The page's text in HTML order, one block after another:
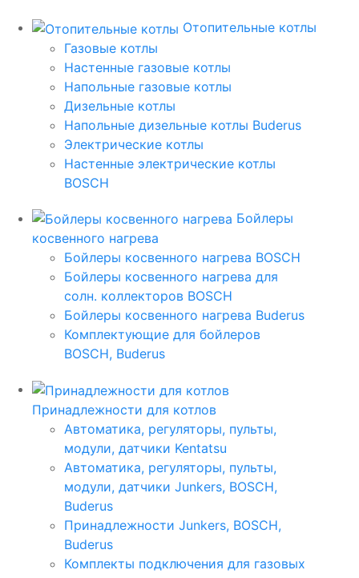
Отопительные котлы
Газовые котлы
Настенные газовые котлы
Напольные газовые котлы
Дизельные котлы
Напольные дизельные котлы Buderus
Электрические котлы
Настенные электрические котлы
BOSCH
Бойлеры
косвенного нагрева
Бойлеры косвенного нагрева BOSCH
Бойлеры косвенного нагрева для
солн. коллекторов BOSCH
Бойлеры косвенного нагрева Buderus
Комплектующие для бойлеров
BOSCH, Buderus
Принадлежности для котлов
Автоматика, регуляторы, пульты,
модули, датчики Kentatsu
Автоматика, регуляторы, пульты,
модули, датчики Junkers, BOSCH,
Buderus
Принадлежности Junkers, BOSCH,
Buderus
Комплекты подключения для газовых